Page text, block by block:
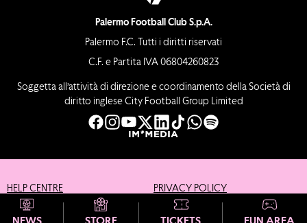
Palermo Football Club S.p.A.
Palermo F.C. Tutti i diritti riservati
C.F. e Partita IVA 06804260823
Soggetta all’attività di direzione e coordinamento della Società di
diritto inglese City Football Group Limited
HELP CENTRE
PRIVACY POLICY
COOKIE POLICY
CREDITS